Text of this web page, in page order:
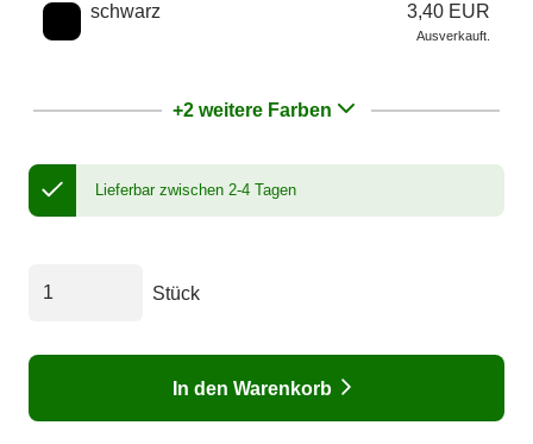
schwarz 3,40 EUR
Ausverkauft.
+2 weitere Farben
Lieferbar zwischen 2-4 Tagen
Stück
In den Warenkorb